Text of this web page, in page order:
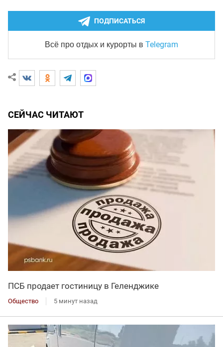
ПОДПИСАТЬСЯ
Всё про отдых и курорты в Telegram
СЕЙЧАС ЧИТАЮТ
ПСБ продает гостиницу в Геленджике
Общество 5 минут назад